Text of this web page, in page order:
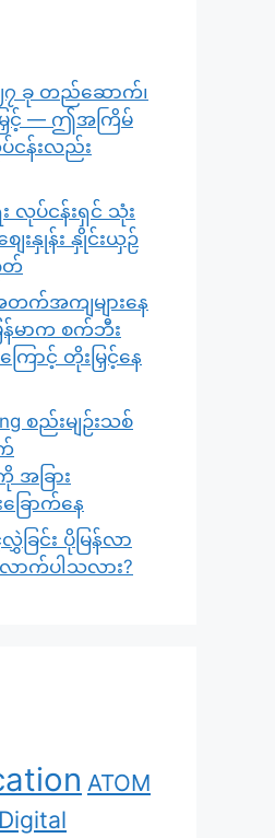
၇ ခု တည်ဆောက်၊
ြှင့် — ဤအကြိမ်
ငန်းလည်း
လုပ်ငန်းရှင် သုံး
ေးနှုန်း နှိုင်းယှဉ်
တ်
တက်အကျများနေ
ြန်မာက စက်ဘီး
ောင့် တိုးမြှင့်နေ
စည်းမျဉ်းသစ်
ခြား
ခြောက်နေ
ခြင်း ပိုမြန်လာ
က်ပါသလား?
ATOM
Digital